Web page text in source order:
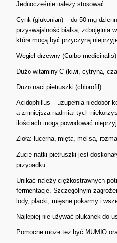
Jednocześnie należy stosować:
Cynk (glukonian) – do 50 mg
przyswajalność białka, zobojętnia
które mogą być przyczyną
Węgiel drzewny (Carbo medicinalis),
Dużo witaminy C (kiwi, cytryna,
Dużo naci pietruszki (chlorofil),
Acidophillus – uzupełnia niedobór
a zmniejsza nadmiar tych
ilościach mogą powodować
Zioła: lucerna, mięta, melisa,
Żucie natki pietruszki jest
przypadku.
Unikać należy ciężkostrawnych
fermentacje. Szczególnym
lody, placki, mięsne pokarmy i
Najlepiej nie używać płukanek do
Pomocne może też być MUMIO